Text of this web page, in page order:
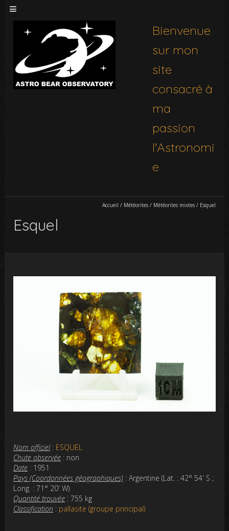
Bienvenue
sur mon
site
consacré à
ma
passion
l'Astronomi
e
Accueil / Météorites/ Météorites mixtes/ Esquel
Esquel
Nom officiel: ESQUEL
Chute observée : non
Date : 1951
Pays (Coordonnées géographiques) : Argentine (Lat. : 42° 54′ S ;
Long. : 71° 20′ W)
Quantité trouvée : 755 kg
Classification : pallasite (groupe principal)